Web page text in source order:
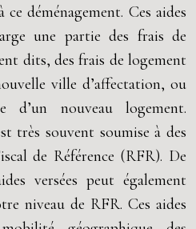
déménagement. Ces aides
une partie des frais de
dits, des frais de logement
ville d’affectation, ou
d’un nouveau logement.
très souvent soumise à des
de Référence (RFR). De
versées peut également
niveau de RFR. Ces aides